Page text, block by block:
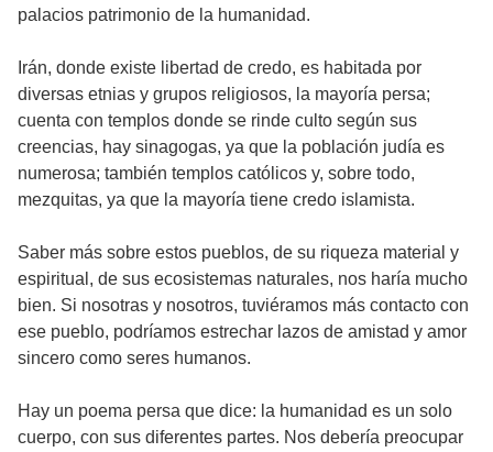
palacios patrimonio de la humanidad.
Irán, donde existe libertad de credo, es habitada por
diversas etnias y grupos religiosos, la mayoría persa;
cuenta con templos donde se rinde culto según sus
creencias, hay sinagogas, ya que la población judía es
numerosa; también templos católicos y, sobre todo,
mezquitas, ya que la mayoría tiene credo islamista.
Saber más sobre estos pueblos, de su riqueza material y
espiritual, de sus ecosistemas naturales, nos haría mucho
bien. Si nosotras y nosotros, tuviéramos más contacto con
ese pueblo, podríamos estrechar lazos de amistad y amor
sincero como seres humanos.
Hay un poema persa que dice: la humanidad es un solo
cuerpo, con sus diferentes partes. Nos debería preocupar